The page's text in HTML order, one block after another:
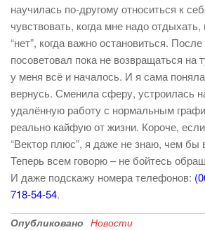
научилась по-другому относиться к
чувствовать, когда мне надо отдыхать,
“нет”, когда важно остановиться.
посоветовал пока не возвращаться на
у меня всё и началось. И я сама
вернусь. Сменила сферу, устроилась
удалённую работу с нормальным
реально кайфую от жизни. Короче,
“Вектор плюс”, я даже не знаю, чем бы
Теперь всем говорю – не бойтесь
И даже подскажу номера телефонов:
718-54-54.
Опубликовано Новости